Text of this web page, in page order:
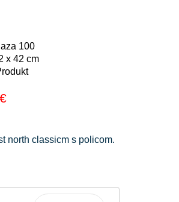
100
x 42 cm
€
north classicm s policom.